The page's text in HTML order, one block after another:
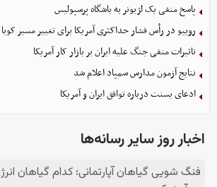
پاسخ منفی یک لژیونر به باشگاه پرسپولیس
روبیو در رأس فشار حداکثری آمریکا برای تغییر مسیر کوبا
تاثیرات منفی جنگ علیه ایران بر بازار کار آمریکا
نتایج آزمون مدارس سمپاد اعلام شد
ادعای بسنت درباره توافق ایران و آمریکا